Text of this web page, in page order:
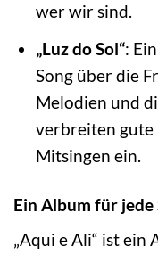
wer wir sind.
„Luz do Sol“:
Song über die
Melodien und
verbreiten gute
Mitsingen ein.
Ein Album für
„Aqui e Ali“ ist ein